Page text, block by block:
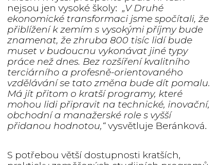
nejsou jen vysoké školy:„V Druhé
ekonomické transformaci jsme spočítali, že
přiblížení k zemím s vysokými příjmy bude
znamenat, že zhruba 800 tisíc lidí bude
muset v budoucnu vykonávat jiné typy
práce než dnes. Bez rozšíření kvalitního
terciárního a profesně-orientovaného
vzdělávání se tato změna bude dít pomalu.
Má jít přitom o kratší programy, které
mohou lidi připravit na technické, inovační,
obchodní a manažerské role s vyšší
přidanou hodnotou,“vysvětluje Beránková.
S potřebou větší dostupnosti kratších,